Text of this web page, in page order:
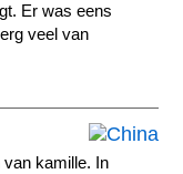
Er was eens
veel van
van kamille. In